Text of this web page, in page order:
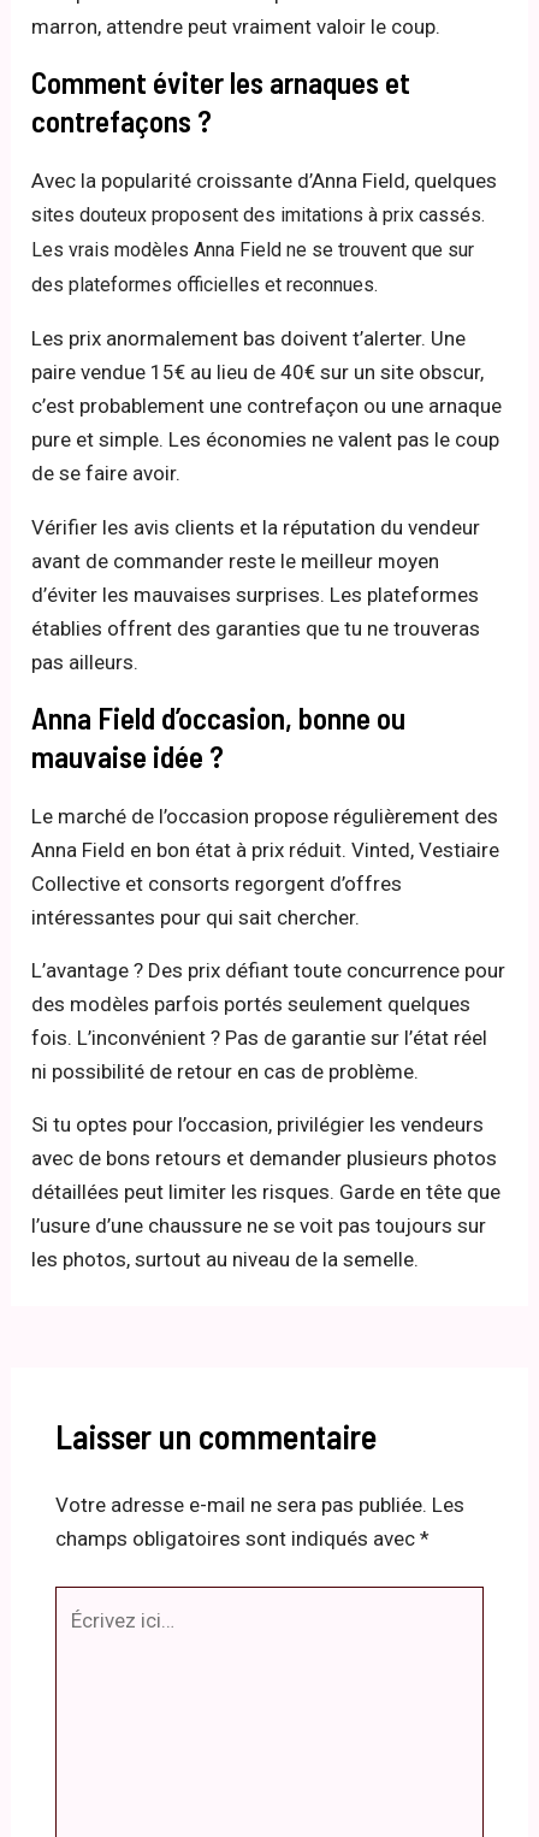
marron, attendre peut vraiment valoir le coup.
Comment éviter les arnaques et
contrefaçons ?
Avec la popularité croissante d’Anna Field, quelques
sites douteux proposent des imitations à prix cassés.
Les vrais modèles Anna Field ne se trouvent que sur
des plateformes officielles et reconnues.
Les prix anormalement bas doivent t’alerter. Une
paire vendue 15€ au lieu de 40€ sur un site obscur,
c’est probablement une contrefaçon ou une arnaque
pure et simple. Les économies ne valent pas le coup
de se faire avoir.
Vérifier les avis clients et la réputation du vendeur
avant de commander reste le meilleur moyen
d’éviter les mauvaises surprises. Les plateformes
établies offrent des garanties que tu ne trouveras
pas ailleurs.
Anna Field d’occasion, bonne ou
mauvaise idée ?
Le marché de l’occasion propose régulièrement des
Anna Field en bon état à prix réduit. Vinted, Vestiaire
Collective et consorts regorgent d’offres
intéressantes pour qui sait chercher.
L’avantage ? Des prix défiant toute concurrence pour
des modèles parfois portés seulement quelques
fois. L’inconvénient ? Pas de garantie sur l’état réel
ni possibilité de retour en cas de problème.
Si tu optes pour l’occasion, privilégier les vendeurs
avec de bons retours et demander plusieurs photos
détaillées peut limiter les risques. Garde en tête que
l’usure d’une chaussure ne se voit pas toujours sur
les photos, surtout au niveau de la semelle.
Laisser un commentaire
Votre adresse e-mail ne sera pas publiée. Les
champs obligatoires sont indiqués avec *
ici…